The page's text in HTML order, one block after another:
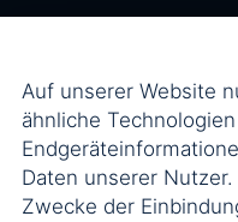
Auf unserer Website
ähnliche
Daten unserer
Zwecke der